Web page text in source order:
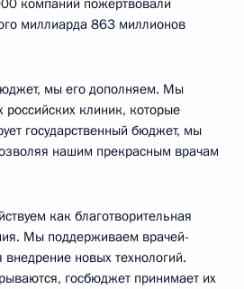
компаний пожертвовали
миллиарда 863 миллионов
мы его дополняем. Мы
клиник, которые
государственный бюджет, мы
нашим прекрасным врачам
как благотворительная
Мы поддерживаем врачей-
внедрение новых технологий.
госбюджет принимает их